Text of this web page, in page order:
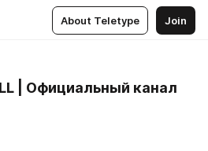
About Teletype Join
| Официальный канал